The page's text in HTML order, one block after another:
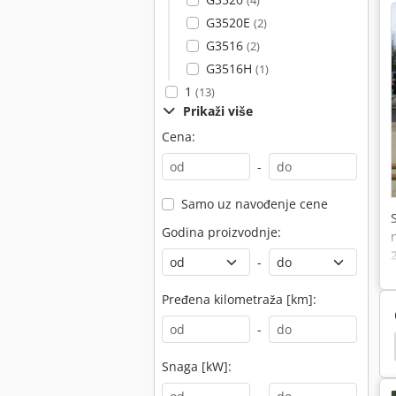
G3520E (2)
G3516 (2)
G3516H (1)
1 (13)
Prikaži više
Cena:
-
Samo uz navođenje cene
Godina proizvodnje:
-
Pređena kilometraža [km]:
-
Snaga [kW]:
Werklust Utovarivač Tricera Utovarivač